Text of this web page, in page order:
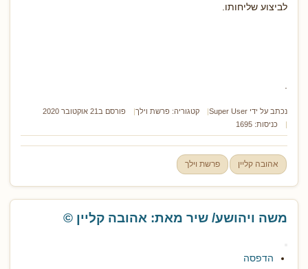
לביצוע שליחותו.
נכתב על ידי Super User קטגוריה: פרשת וילך
פורסם ב21 אוקטובר 2020
כניסות: 1695
אהובה קליין פרשת וילך
משה ויהושע/ שיר מאת: אהובה קליין ©
הדפסה